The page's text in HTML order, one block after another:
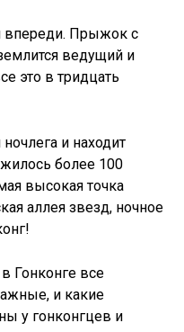
впереди. Прыжок с
ведущий и
это в тридцать
и находит
более 100
высокая точка
аллея звезд, ночное
Гонконге все
и какие
у гонконгцев и